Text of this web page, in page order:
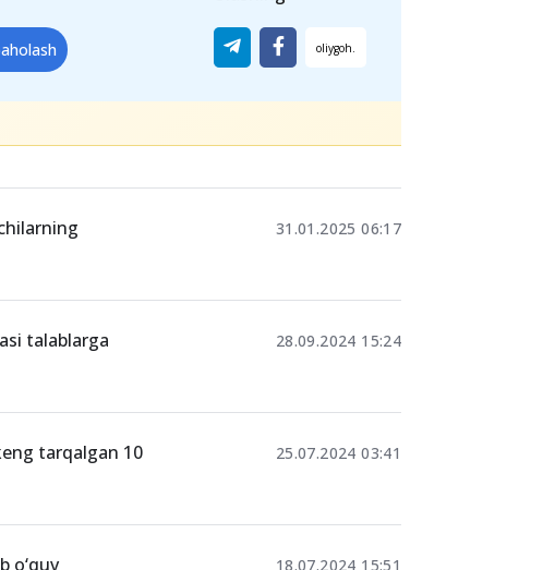
standartlarga moslashtirish va
beradi.
Ulashing